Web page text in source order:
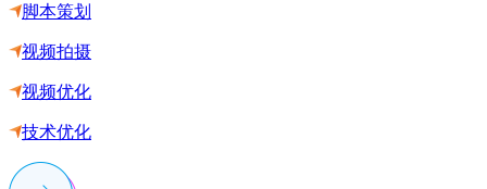
脚本策划
视频拍摄
视频优化
技术优化